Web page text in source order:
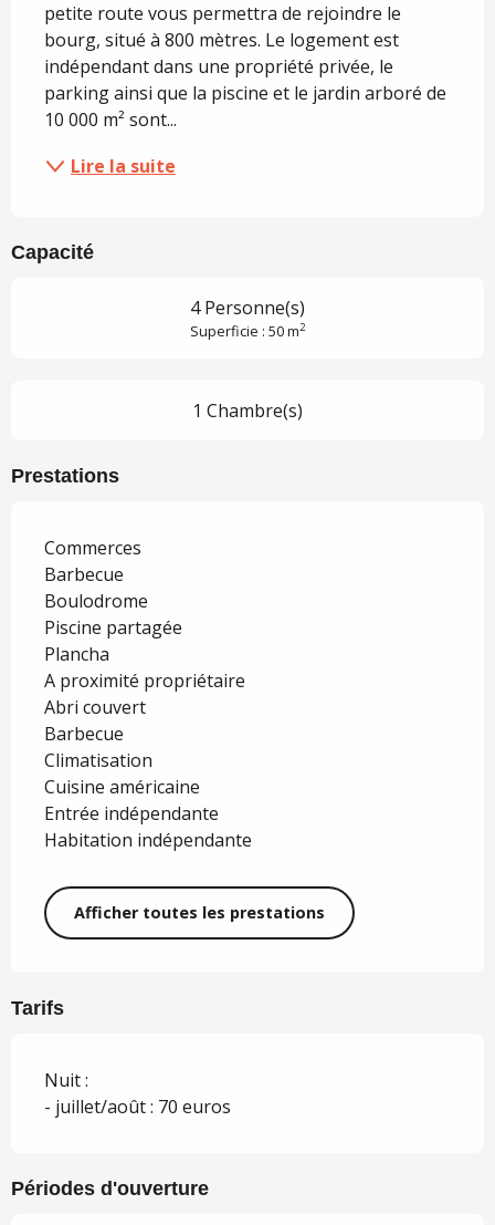
petite route vous permettra de rejoindre le
bourg, situé à 800 mètres. Le logement est
indépendant dans une propriété privée, le
parking ainsi que la piscine et le jardin arboré de
10 000 m² sont...
Lire la suite
Capacité
4 Personne(s)
Superficie : 50 m2
1 Chambre(s)
Prestations
Commerces
Barbecue
Boulodrome
Piscine partagée
Plancha
A proximité propriétaire
Abri couvert
Barbecue
Climatisation
Cuisine américaine
Entrée indépendante
Habitation indépendante
Afficher toutes les prestations
Tarifs
Nuit :
- juillet/août : 70 euros
Périodes d'ouverture